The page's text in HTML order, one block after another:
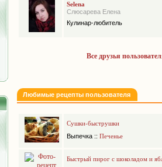
Selena
Слюсарева Елена
Кулинар-любитель
Все друзья
Любимые рецепты пользователя
Сушки-быструшки
Выпечка :: Печенье
Быстрый пирог с шоколадом и